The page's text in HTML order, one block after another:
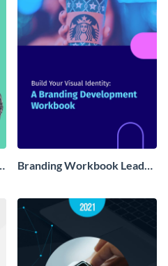
Branding Workbook Lead